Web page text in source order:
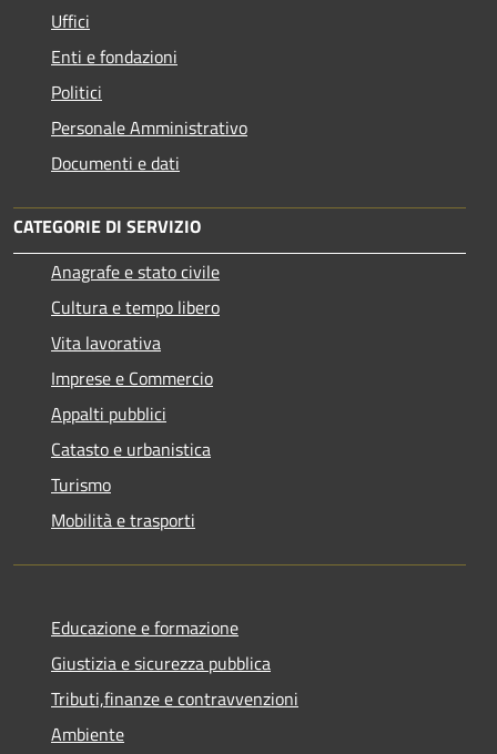
Uffici
Enti e fondazioni
Politici
Personale Amministrativo
Documenti e dati
CATEGORIE DI SERVIZIO
Anagrafe e stato civile
Cultura e tempo libero
Vita lavorativa
Imprese e Commercio
Appalti pubblici
Catasto e urbanistica
Turismo
Mobilità e trasporti
Educazione e formazione
Giustizia e sicurezza pubblica
Tributi,finanze e contravvenzioni
Ambiente